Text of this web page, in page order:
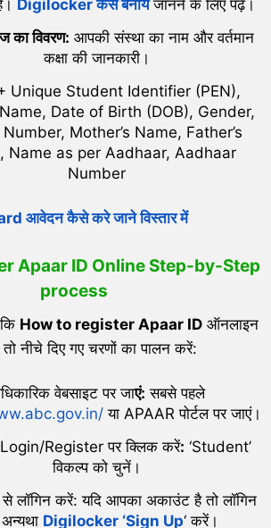
Digilocker कैसे बनायेजानने के लिए पढ़ें।
विवरण: आपकी संस्था का नाम और वर्तमान
कक्षा की जानकारी।
Unique Student Identifier (PEN),
Date of Birth (DOB), Gender,
Mother’s Name, Father’s
Name as per Aadhaar, Aadhaar
Number
आवेदन कैसे करे जाने विस्तार में
Apaar ID Online Step-by-Step
process
How to register Apaar ID ऑनलाइन
नीचे दिए गए चरणों का पालन करें:
वेबसाइट पर जाएं: सबसे पहले
या APAAR पोर्टल पर जाएं।
Login/Register पर क्लिक करें: ‘Student’
विकल्प को चुनें।
से लॉगिन करें: यदि आपका अकाउंट है तो लॉगिन
Digilocker ‘Sign Up‘ करें।